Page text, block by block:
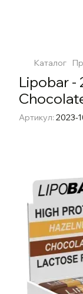
Каталог
Lipobar -
Артикул: 2023-